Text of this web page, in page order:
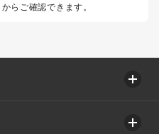
らご確認できます。